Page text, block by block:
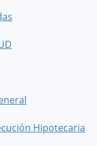
Hipotecaria